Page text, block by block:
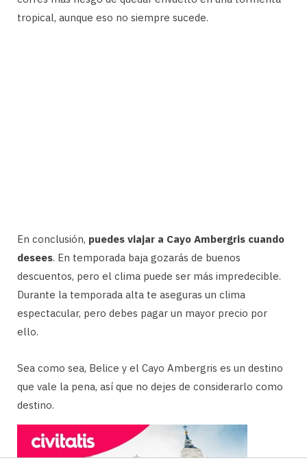
tropical, aunque eso no siempre sucede.
En conclusión, puedes viajar a Cayo Ambergris cuando
desees. En temporada baja gozarás de buenos
descuentos, pero el clima puede ser más impredecible.
Durante la temporada alta te aseguras un clima
espectacular, pero debes pagar un mayor precio por
ello.
Sea como sea, Belice y el Cayo Ambergris es un destino
que vale la pena, así que no dejes de considerarlo como
destino.